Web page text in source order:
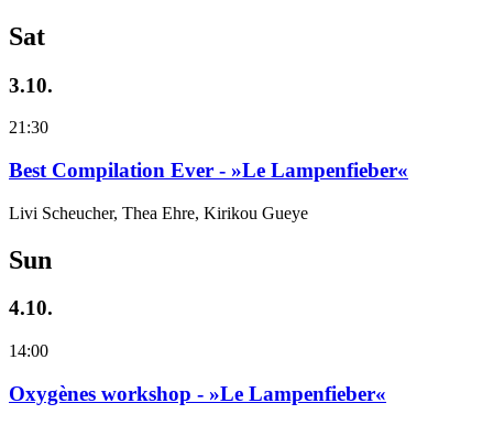
Sat
3.10.
21:30
Best Compilation Ever - »Le Lampenfieber«
Livi Scheucher, Thea Ehre, Kirikou Gueye
Sun
4.10.
14:00
Oxygènes workshop - »Le Lampenfieber«